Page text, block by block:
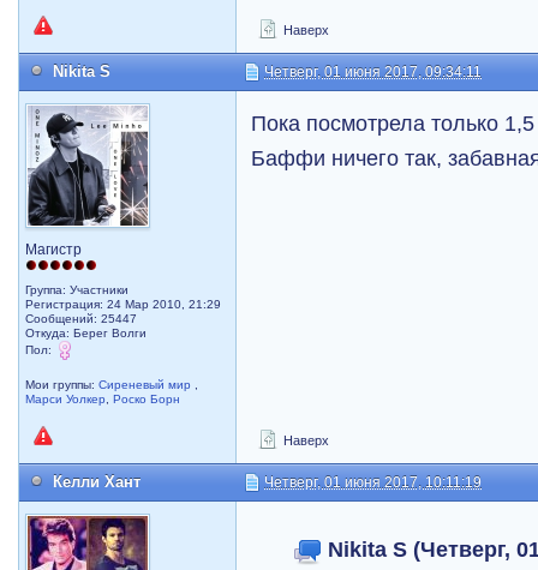
Наверх
Nikita S Четверг, 01 июня 2017, 09:34:11
Магистр
Группа: Участники
Регистрация: 24 Мар 2010, 21:29
Сообщений: 25447
Откуда: Берег Волги
Пол:
Мои группы:Сиреневый мир
Марси Уолкер
,Роско Борн
Пока посмотрела только
Баффи ничего так,
Наверх
Келли Хант Четверг, 01 июня 2017, 10:11:19
Nikita S (Четверг,